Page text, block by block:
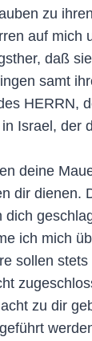
zu
auf mich
daß
samt
HERRN,
Israel, der
deine
dir dienen.
dich
ich mich
sollen
zu dir